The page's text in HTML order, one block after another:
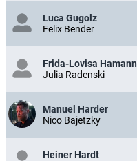
Luca Gugolz
Felix Bender
Frida-Lovisa Hamann
Julia Radenski
Manuel Harder
Nico Bajetzky
Heiner Hardt